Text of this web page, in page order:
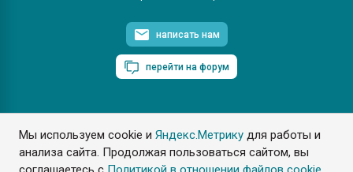
Мы используем cookie иЯндекс.Метрику для работы и
анализа сайта. Продолжая пользоваться сайтом, вы
написать нам
перейти на форум
ПластЭксперт © 2006. Все права защищены
Разрешается копирование материалов сайта с обязательной
ссылкой на www.e-plastic.ru